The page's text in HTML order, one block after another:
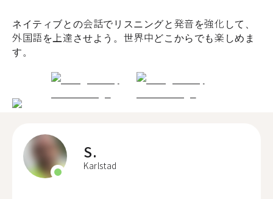
ネイティブとの会話でリスニングと発音を強化して、
外国語を上達させよう。世界中どこからでも楽しめま
す。
S.
Karlstad